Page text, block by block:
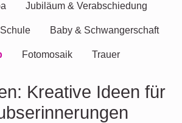
Jubiläum & Verabschiedung
Baby & Schwangerschaft
Fotomosaik Trauer
Kreative Ideen für